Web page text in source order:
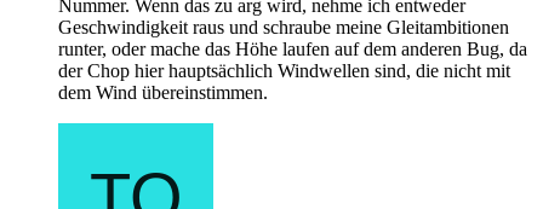
Nummer. Wenn das zu arg wird, nehme ich entweder
Geschwindigkeit raus und schraube meine Gleitambitionen
runter, oder mache das Höhe laufen auf dem anderen Bug, da
der Chop hier hauptsächlich Windwellen sind, die nicht mit
dem Wind übereinstimmen.